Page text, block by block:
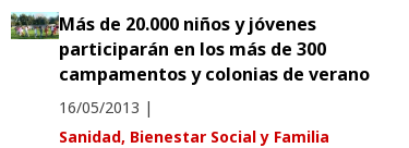
Más de 20.000 niños y jóvenes
participarán en los más de 300
campamentos y colonias de verano
16/05/2013 |
Sanidad, Bienestar Social y Familia